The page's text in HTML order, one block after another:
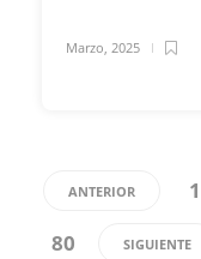
Marzo, 2025
ANTERIOR 1
80
SIGUIENTE